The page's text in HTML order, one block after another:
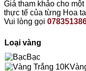
Giá tham khảo cho
thực tế của từng Hoa
Vui lòng gọi
Loại vàng
Bạc